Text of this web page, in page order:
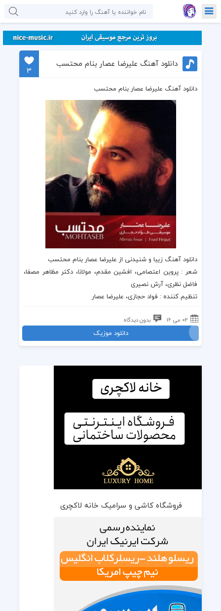
دانلود آهنگ علیرضا عصار بنام محتسب
3
دانلود آهنگ علیرضا عصار بنام محتسب
دانلود آهنگ زیبا و شنیدنی از علیرضا عصار بنام محتسب
شعر : پروین اعتصامی، افشین مقدم، مولانا، دکتر مظاهر مصفا،
فاضل نظری، آرش نصیری
تنظیم کننده : فواد حجازی، علیرضا عصار
02 می 16 بدون دیدگاه
دانلود موزیک
فروشگاه کاشی و سرامیک خانه لاکچری